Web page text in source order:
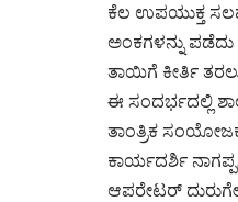
ಕೆಲ ಉಪಯುಕ್ತ
ಅಂಕಗಳನ್ನು
ತಾಯಿಗೆ ಕೀರ್ತಿ
ಈ ಸಂದರ್ಭದಲ್ಲಿ
ತಾಂತ್ರಿಕ
ಕಾರ್ಯದರ್ಶಿ
ಆಪರೇಟರ್